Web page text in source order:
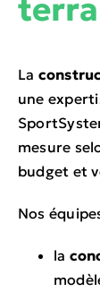
La
une
mesure
budget et
Nos
la